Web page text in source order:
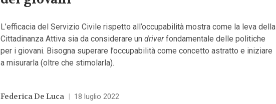
L’efficacia del Servizio Civile rispetto all’occupabilità mostra come la leva della
Cittadinanza Attiva sia da considerare undriverfondamentale delle politiche
per i giovani. Bisogna superare l’occupabilità come concetto astratto e iniziare
a misurarla (oltre che stimolarla).
Federica De Luca 18 luglio 2022